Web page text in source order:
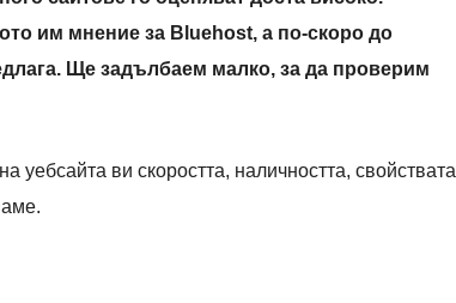
им мнение за Bluehost, а по-скоро до
Ще задълбаем малко, за да проверим
ви скоростта, наличността, свойствата